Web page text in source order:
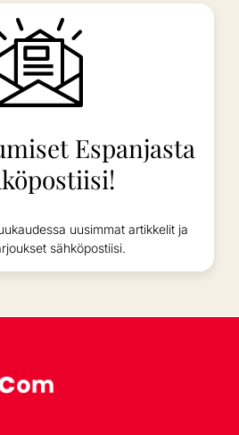
Espanjasta
uusimmat artikkelit ja
sähköpostiisi.